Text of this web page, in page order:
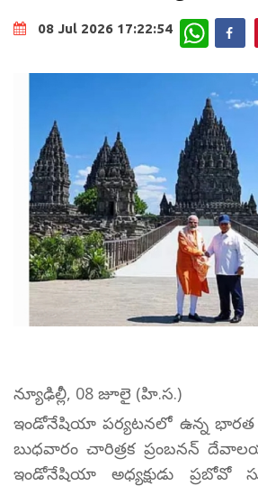
08 Jul 2026 17:22:54
న్యూఢిల్లీ, 08 జూలై (హి.స.)
ఇండోనేషియా పర్యటనలో ఉన్న భారత
బుధవారం చారిత్రక ప్రంబనన్
ఇండోనేషియా అధ్యక్షుడు ప్రబోవో